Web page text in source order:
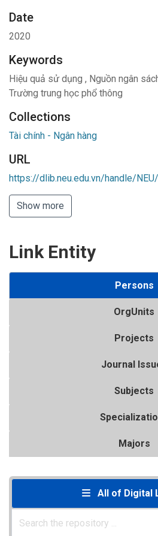
Date
2020
Keywords
Hiệu quả sử dụng , Nguồn ngân
Trường trung học phổ thông
Collections
Tài chính - Ngân hàng
URL
https://dlib.neu.edu.vn/handle/
Show more
Link Entity
Persons
OrgUnits
Projects
Journal
Subjects
Majors
All of Digital